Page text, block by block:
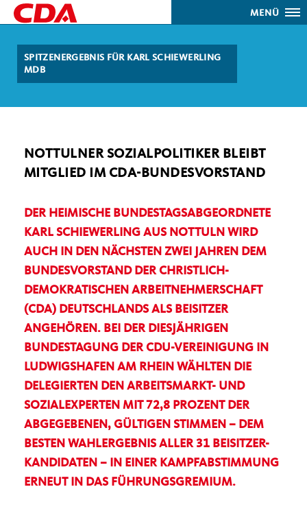
MENÜ
SPITZENERGEBNIS FÜR KARL SCHIEWERLING
MDB
NOTTULNER SOZIALPOLITIKER BLEIBT
MITGLIED IM CDA-BUNDESVORSTAND
DER HEIMISCHE BUNDESTAGSABGEORDNETE
KARL SCHIEWERLING AUS NOTTULN WIRD
AUCH IN DEN NÄCHSTEN ZWEI JAHREN DEM
BUNDESVORSTAND DER CHRISTLICH-
DEMOKRATISCHEN ARBEITNEHMERSCHAFT
(CDA) DEUTSCHLANDS ALS BEISITZER
ANGEHÖREN. BEI DER DIESJÄHRIGEN
BUNDESTAGUNG DER CDU-VEREINIGUNG IN
LUDWIGSHAFEN AM RHEIN WÄHLTEN DIE
DELEGIERTEN DEN ARBEITSMARKT- UND
SOZIALEXPERTEN MIT 72,8 PROZENT DER
ABGEGEBENEN, GÜLTIGEN STIMMEN – DEM
BESTEN WAHLERGEBNIS ALLER 31 BEISITZER-
KANDIDATEN – IN EINER KAMPFABSTIMMUNG
ERNEUT IN DAS FÜHRUNGSGREMIUM.